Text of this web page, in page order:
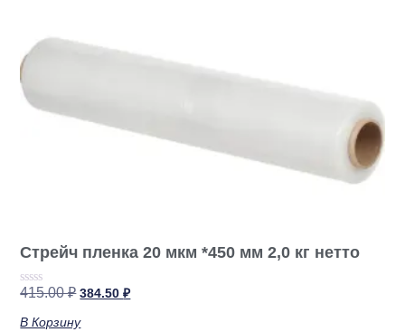
Стрейч пленка 20 мкм *450 мм 2,0 кг нетто
Оценка
из
415.00₽ 384.50₽
В Корзину